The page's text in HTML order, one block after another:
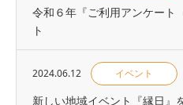
令和６年『ご利用アンケート
ト
2024.06.12 イベント
新しい地域イベント『縁日』